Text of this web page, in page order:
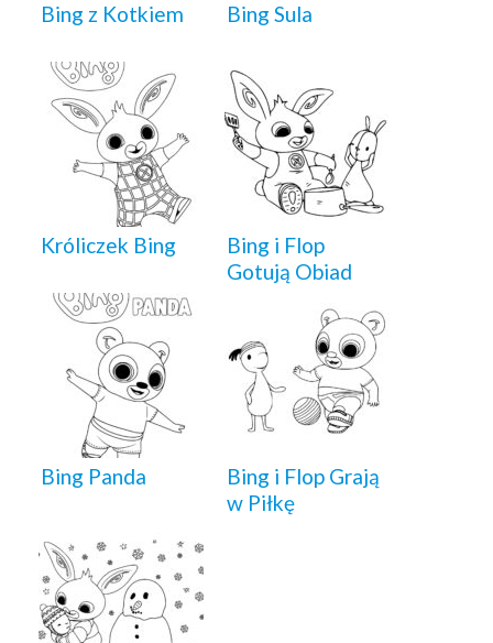
Bing z Kotkiem Bing Sula
Króliczek Bing
Bing i Flop
Gotują Obiad
Bing Panda
Bing i Flop Grają
w Piłkę